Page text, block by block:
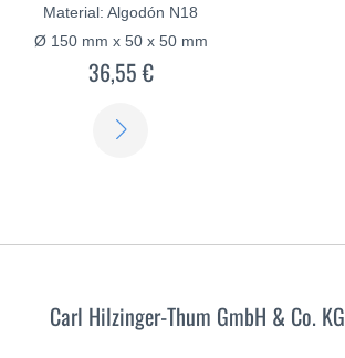
Material: Algodón N18
Ø 150 mm x 50 x 50 mm
36,55 €
Carl Hilzinger-Thum GmbH & Co. KG